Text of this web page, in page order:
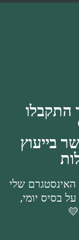
בייעוץ
שלי
בסיס יומי,